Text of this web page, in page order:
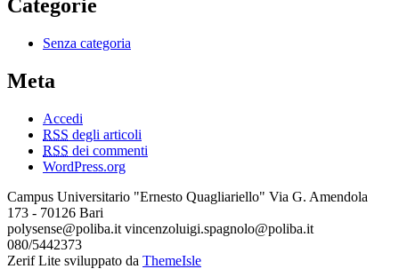
Categorie
Senza categoria
Meta
Accedi
RSS degli articoli
RSS dei commenti
WordPress.org
Campus Universitario "Ernesto Quagliariello" Via G. Amendola
173 - 70126 Bari
polysense@poliba.it vincenzoluigi.spagnolo@poliba.it
080/5442373
Zerif Lite sviluppato da ThemeIsle